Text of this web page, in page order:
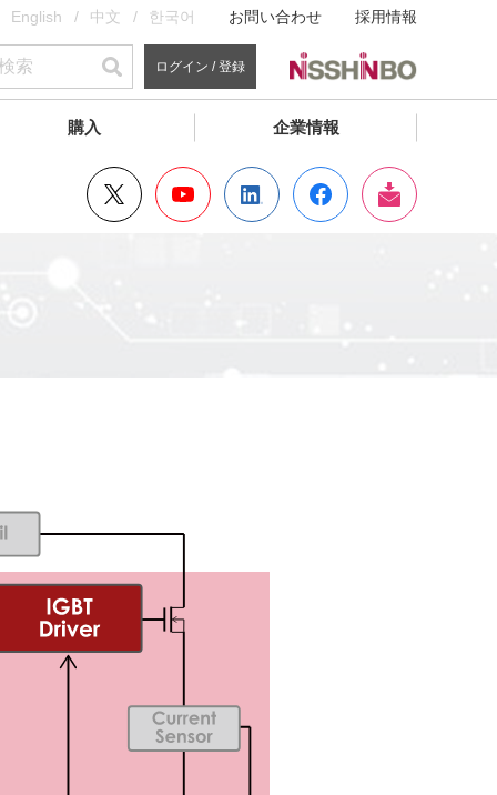
English 中文 한국어 お問い合わせ 採用情報
ログイン / 登録
購入 企業情報